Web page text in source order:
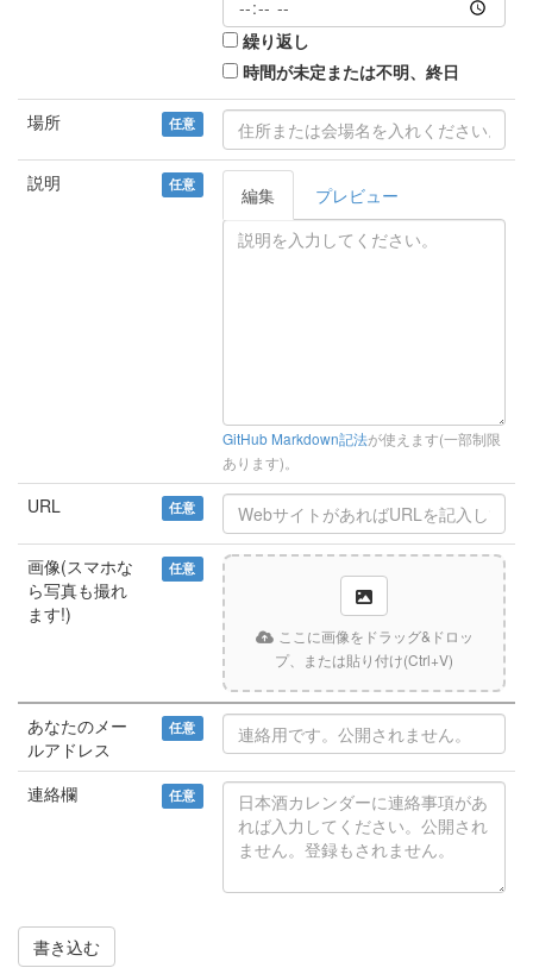
繰り返し
時間が未定または不明、終日
場所 任意
説明 任意 編集 プレビュー
GitHub Markdown記法が使えます(一部制限
あります)。
URL 任意
画像(スマホな
ら写真も撮れ
ます!)
任意
ここに画像をドラッグ&ドロッ
プ、または貼り付け(Ctrl+V)
あなたのメー
ルアドレス
任意
連絡欄 任意
書き込む